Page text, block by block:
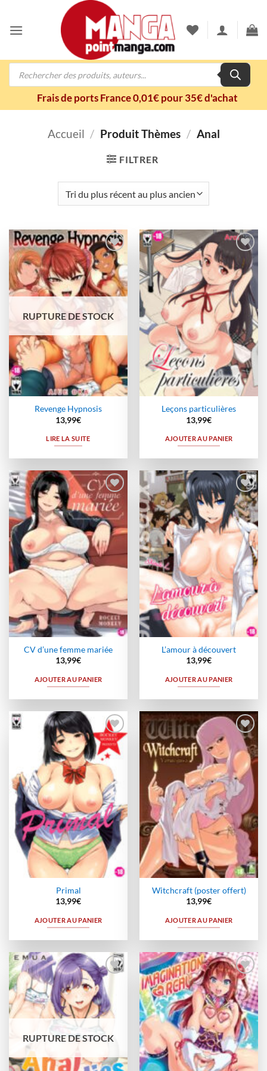
contenu
Recherche
Frais de ports France 0,01€ pour 35€ d'achat
Accueil / Produit Thèmes / Anal
FILTRER
Ajouter
à la
wishlist
RUPTURE DE STOCK
Revenge Hypnosis
13,99€
LIRE LA SUITE
Ajouter
à la
wishlist
Leçons particulières
13,99€
AJOUTER AU PANIER
Ajouter
à la
wishlist
CV d’une femme mariée
13,99€
AJOUTER AU PANIER
Ajouter
à la
wishlist
L’amour à découvert
13,99€
AJOUTER AU PANIER
Ajouter
à la
wishlist
Primal
13,99€
AJOUTER AU PANIER
Ajouter
à la
wishlist
Witchcraft (poster offert)
13,99€
AJOUTER AU PANIER
Ajouter
à la
wishlist
RUPTURE DE STOCK
Ajouter
à la
wishlist